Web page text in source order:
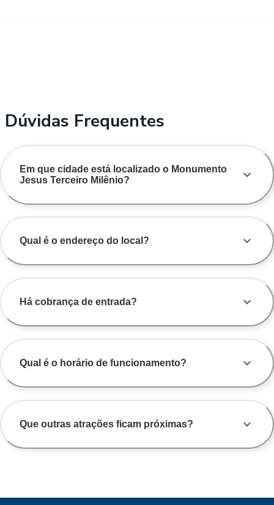
Dúvidas Frequentes
Em que cidade está localizado o Monumento
Jesus Terceiro Milênio?
Qual é o endereço do local?
Há cobrança de entrada?
Qual é o horário de funcionamento?
Que outras atrações ficam próximas?